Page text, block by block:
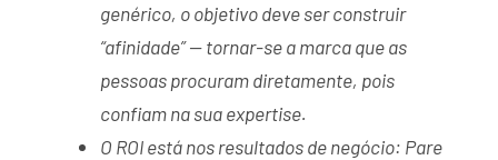
genérico, o objetivo deve ser construir
“afinidade” — tornar-se a marca que as
pessoas procuram diretamente, pois
confiam na sua expertise.
O ROI está nos resultados de negócio: Pare